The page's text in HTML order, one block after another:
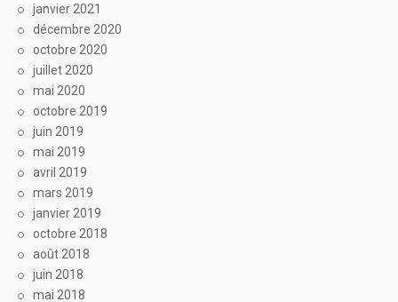
janvier 2021
décembre 2020
octobre 2020
juillet 2020
mai 2020
octobre 2019
juin 2019
mai 2019
avril 2019
mars 2019
janvier 2019
octobre 2018
août 2018
juin 2018
mai 2018